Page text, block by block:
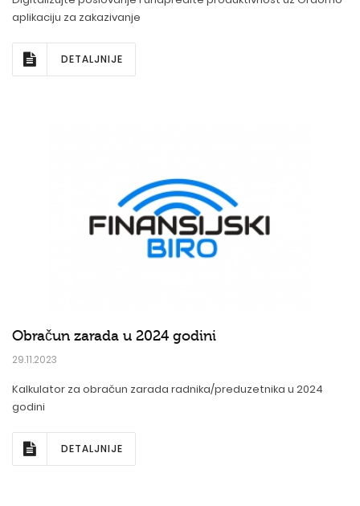
aplikaciju za zakazivanje
DETALJNIJE
Obračun zarada u 2024 godini
29.11.2023
Kalkulator za obračun zarada radnika/preduzetnika u 2024
godini
DETALJNIJE